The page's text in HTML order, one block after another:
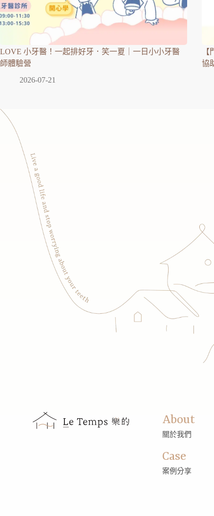
LOVE 小牙醫！一起排好牙．笑一夏｜一日小小牙醫
師體驗營
2026-07-21
協
About
關於我們
Case
案例分享